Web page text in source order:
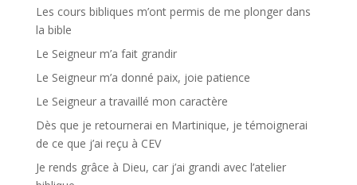
Les cours bibliques m’ont permis de me plonger dans
la bible
Le Seigneur m’a fait grandir
Le Seigneur m’a donné paix, joie patience
Le Seigneur a travaillé mon caractère
Dès que je retournerai en Martinique, je témoignerai
de ce que j’ai reçu à CEV
Je rends grâce à Dieu, car j’ai grandi avec l’atelier